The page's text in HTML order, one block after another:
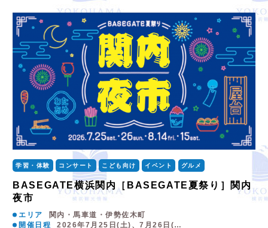
学習・体験 コンサート こども向け イベント グルメ
BASEGATE横浜関内［BASEGATE夏祭り］関内
夜市
エリア
関内・馬車道・伊勢佐木町
開催日程
2026年7月25日(土)、7月26日(…